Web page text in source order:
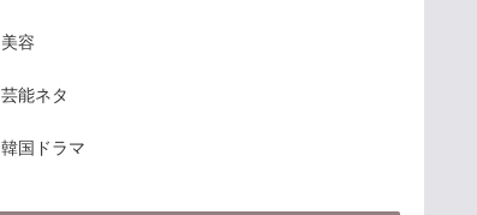
美容
芸能ネタ
韓国ドラマ